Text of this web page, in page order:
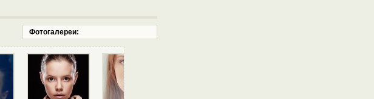
Фотогалереи: